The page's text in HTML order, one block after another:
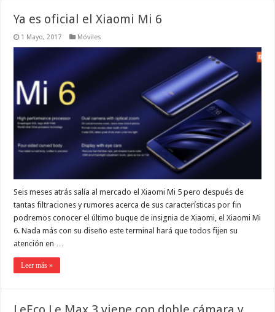
Ya es oficial el Xiaomi Mi 6
1 Mayo, 2017 Móviles
Seis meses atrás salía al mercado el Xiaomi Mi 5 pero después de
tantas filtraciones y rumores acerca de sus características por fin
podremos conocer el último buque de insignia de Xiaomi, el Xiaomi Mi
6. Nada más con su diseño este terminal hará que todos fijen su
atención en …
Leer más »